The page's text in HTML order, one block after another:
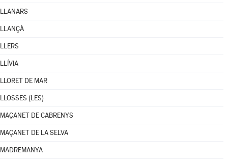
LLANARS
LLANÇÀ
LLERS
LLÍVIA
LLORET DE MAR
LLOSSES (LES)
MAÇANET DE CABRENYS
MAÇANET DE LA SELVA
MADREMANYA